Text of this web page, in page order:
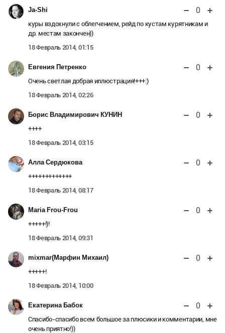
Ja-Shi 0
куры вздохнули с облегчением, рейд по кустам курятникам и
др. местам закончен))
18 Февраль 2014, 01:15
Евгения Петренко 0
Очень светлая добрая иллюстрация!+++:)
18 Февраль 2014, 02:26
Борис Владимирович КУНИН 0
++++
18 Февраль 2014, 03:15
Алла Сердюкова 0
+++++++++++++
18 Февраль 2014, 08:17
Maria Frou-Frou 0
+++++!)!
18 Февраль 2014, 09:31
mixmar(Марфин Михаил) 0
+++++!
18 Февраль 2014, 10:00
Екатерина Бабок 0
Спасибо-спасибо всем большое за плюсики и комментарии, мне
очень приятно!))